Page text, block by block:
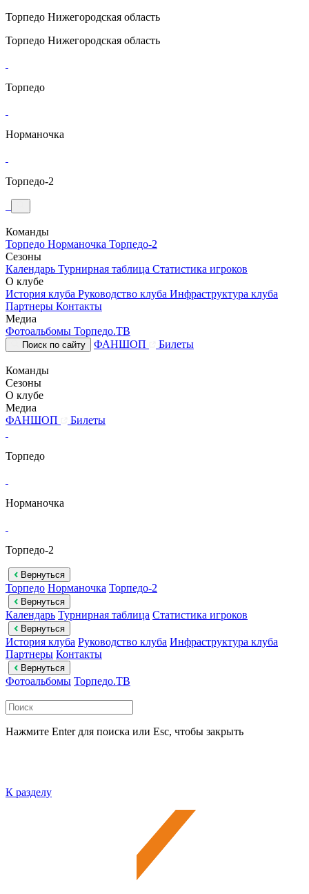
Торпедо Нижегородская область
Торпедо Нижегородская область
Торпедо
Норманочка
Торпедо-2
Команды
Торпедо Норманочка Торпедо-2
Сезоны
Календарь Турнирная таблица Статистика игроков
О клубе
История клуба Руководство клуба Инфраструктура клуба
Партнеры Контакты
Медиа
Фотоальбомы Торпедо.ТВ
Поиск по сайту ФАНШОП Билеты
Команды
Сезоны
О клубе
Медиа
ФАНШОП
Билеты
Торпедо
Норманочка
Торпедо-2
Вернуться
Торпедо Норманочка Торпедо-2
Вернуться
Календарь Турнирная таблица Статистика игроков
Вернуться
История клуба Руководство клуба Инфраструктура клуба
Партнеры Контакты
Вернуться
Фотоальбомы Торпедо.ТВ
Нажмите Enter для поиска или Esc, чтобы закрыть
К разделу